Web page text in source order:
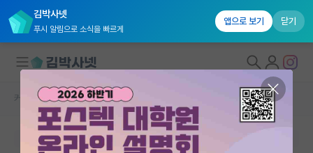
김박사넷
푸시 알림으로 소식을 빠르게
앱으로 보기 닫기
대학원생 모집
국내대학원 정보
커뮤니티 홈 자유 게시판(아무개랩)
본문이 수정되지 않는 박제글입니다.